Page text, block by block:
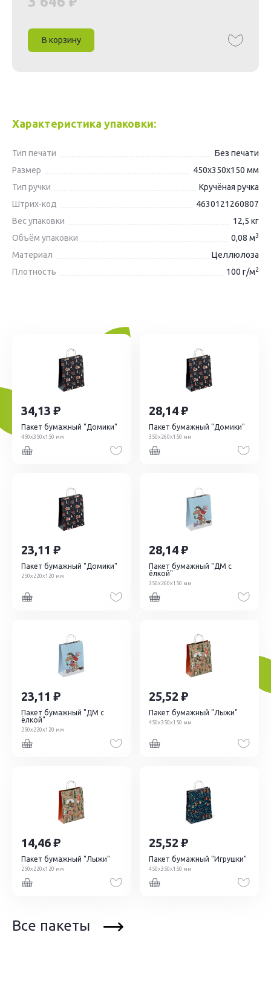
В корзину
Характеристика упаковки:
Тип печати
Без печати
Размер
450х350х150 мм
Тип ручки
Кручёная ручка
Штрих-код
4630121260807
Вес упаковки
12,5 кг
Объём упаковки
0,08 м3
Материал
Целлюлоза
Плотность
100 г/м2
34,13
Пакет бумажный "Домики"
450х350х150 мм
28,14
Пакет бумажный "Домики"
350х260х150 мм
23,11
Пакет бумажный "Домики"
250х220х120 мм
28,14
Пакет бумажный "ДМ с
ёлкой"
350х260х150 мм
23,11
Пакет бумажный "ДМ с
ёлкой"
250х220х120 мм
25,52
Пакет бумажный "Лыжи"
450х350х150 мм
14,46
Пакет бумажный "Лыжи"
250х220х120 мм
25,52
Пакет бумажный "Игрушки"
450х350х150 мм
Все пакеты